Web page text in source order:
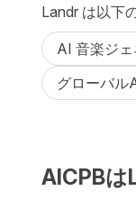
Landr は以下
AI 音楽ジ
グローバル
AICPB